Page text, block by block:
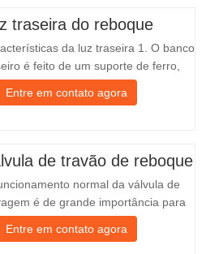
e Envio Sobre nós O Grupo
é um fabricante chinês de
traseira do reboque
da luz traseira 1. O banco
é feito de um suporte de ferro,
mais resistente do que outros
Estão incluídos parafusos e
da frente do candeeiro para o
Entre em contato agora
de travão de reboque
normal da válvula de
é de grande importância para
Fornece suporte
para a travagem suave do
Entre em contato agora